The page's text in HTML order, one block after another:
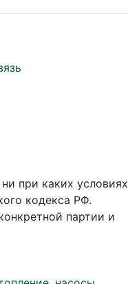
при каких условиях
кодекса РФ.
партии и